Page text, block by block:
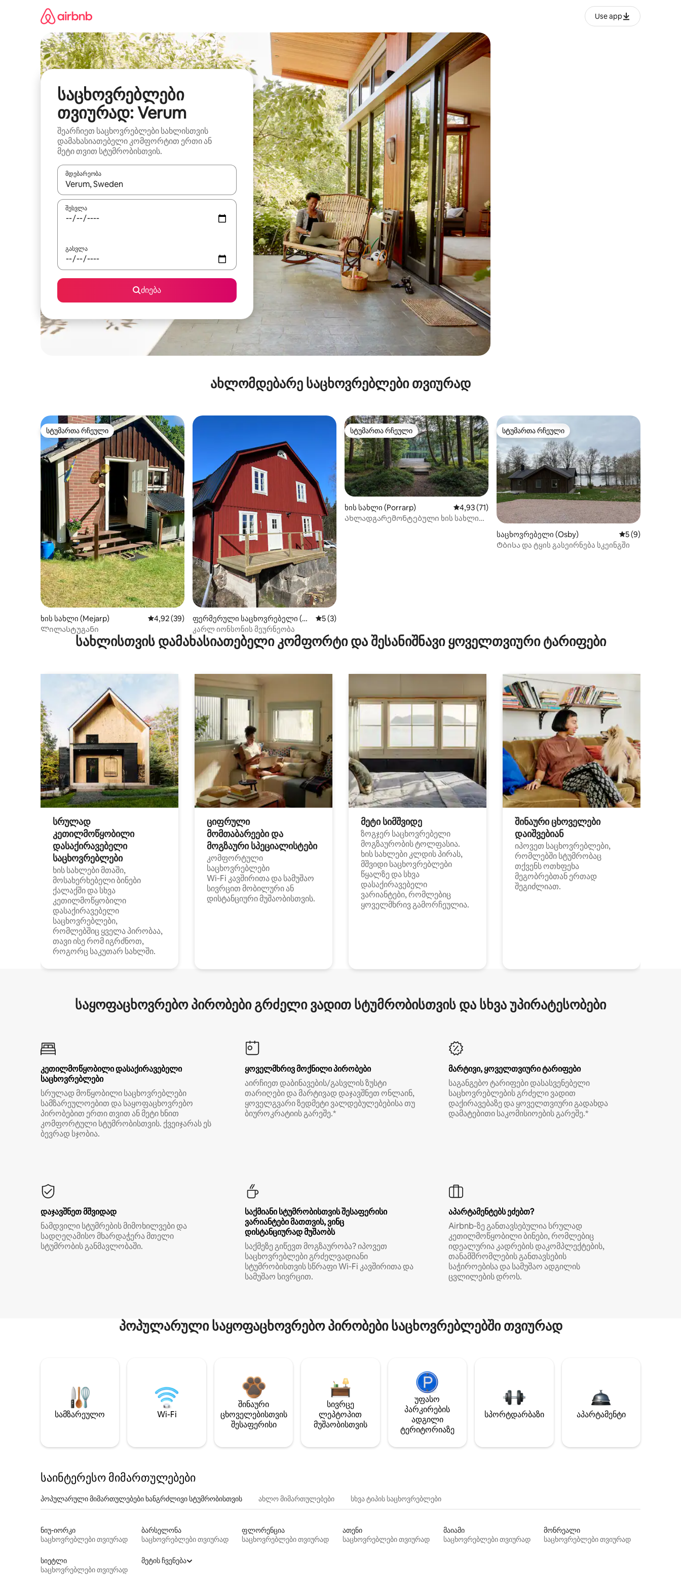
Use app
საცხოვრებლები
თვიურად: Verum
შეარჩიეთ საცხოვრებლები სახლისთვის
დამახასიათებელი კომფორტით ერთი ან
მეტი თვით სტუმრობისთვის.
მდებარეობა
როცა შედეგები ხელმისაწვდომი გახდება, ნავიგაციისთვის გამოიყენეთ კლავიშები ზემოთ/ქვემოთ მიმართული ისრებით ან შეხებისა თუ თითის გასმის ჟესტები.
შესვლა
გასვლა
ძიება
ახლომდებარე საცხოვრებლები თვიურად
სტუმართა რჩეული
სტუმართა რჩეული
ხის სახლი (Mejarp) საშუალო შეფასებაა 5‑დან 4,92, 39 მიმოხილვა
4,92 (39)
Ლილასტუგანი
ფერმერული საცხოვრებელი (Ve
rum)
საშუალო შეფასებაა 5‑დან 5, 3 მიმოხილვა
5 (3)
კარლ იონსონის მეურნეობა
სტუმართა რჩეული
სტუმართა რჩეული
ხის სახლი (Porrarp) საშუალო შეფასებაა 5‑დან 4,93, 71 მიმოხილვა
4,93 (71)
Ახლადგარემონტებული ხის სახლი
სტუმართა რჩეული
სტუმართა რჩეული
საცხოვრებელი (Osby) საშუალო
5 (9)
Ტბისა და ტყის გასეირნება სკეინგში
სახლისთვის დამახასიათებელი კომფორტი და შესანიშნავი ყოველთვიური ტარიფები
სრულად
კეთილმოწყობილი
დასაქირავებელი
საცხოვრებლები
ხის სახლები მთაში,
მოსახერხებელი ბინები
ქალაქში და სხვა
კეთილმოწყობილი
დასაქირავებელი
საცხოვრებლები,
რომლებშიც ყველა პირობაა,
თავი ისე რომ იგრძნოთ,
როგორც საკუთარ სახლში.
ციფრული
მომთაბარეები და
მოგზაური სპეციალისტები
კომფორტული
საცხოვრებლები
Wi‑Fi კავშირითა და სამუშაო
სივრცით მობილური ან
დისტანციური მუშაობისთვის.
მეტი სიმშვიდე
ზოგჯერ საცხოვრებელი
მოგზაურობის ტოლფასია.
ხის სახლები კლდის პირას,
მშვიდი საცხოვრებლები
წყალზე და სხვა
დასაქირავებელი
ვარიანტები, რომლებიც
ყოველმხრივ გამორჩეულია.
შინაური ცხოველები
დაიშვებიან
იპოვეთ საცხოვრებლები,
რომლებში სტუმრობაც
თქვენს ოთხფეხა
მეგობრებთან ერთად
შეგიძლიათ.
საყოფაცხოვრებო პირობები გრძელი ვადით სტუმრობისთვის და სხვა უპირატესობები
კეთილმოწყობილი დასაქირავებელი
საცხოვრებლები
სრულად მოწყობილი საცხოვრებლები
სამზარეულოებით და საყოფაცხოვრებო
პირობებით ერთი თვით ან მეტი ხნით
კომფორტული სტუმრობისთვის. ქვეიჯარას ეს
ბევრად სჯობია.
ყოველმხრივ მოქნილი პირობები
აირჩიეთ დაბინავების/გასვლის ზუსტი
თარიღები და მარტივად დაჯავშნეთ ონლაინ,
ყოველგვარი ზედმეტი ვალდებულებებისა თუ
ბიუროკრატიის გარეშე.*
მარტივი, ყოველთვიური ტარიფები
საგანგებო ტარიფები დასასვენებელი
საცხოვრებლების გრძელი ვადით
დაქირავებაზე და ყოველთვიური გადახდა
დამატებითი საკომისიოების გარეშე.*
დაჯავშნეთ მშვიდად
ნამდვილი სტუმრების მიმოხილვები და
სადღეღამისო მხარდაჭერა მთელი
სტუმრობის განმავლობაში.
საქმიანი სტუმრობისთვის შესაფერისი
ვარიანტები მათთვის, ვინც
დისტანციურად მუშაობს
საქმეზე გიწევთ მოგზაურობა? იპოვეთ
საცხოვრებლები გრძელვადიანი
სტუმრობისთვის სწრაფი Wi‑Fi კავშირითა და
სამუშაო სივრცით.
აპარტამენტებს ეძებთ?
Airbnb‑ზე განთავსებულია სრულად
კეთილმოწყობილი ბინები, რომლებიც
იდეალურია კადრების დაკომპლექტების,
თანამშრომლების განთავსების
საჭიროებისა და სამუშაო ადგილის
ცვლილების დროს.
პოპულარული საყოფაცხოვრებო პირობები საცხოვრებლებში თვიურად
სამზარეულო Wi-Fi
შინაური
ცხოველებისთვის
შესაფერისი
სივრცე
ლეპტოპით
მუშაობისთვის
უფასო
პარკირების
ადგილი
ტერიტორიაზე
სპორტდარბაზი აპარტამენტი
საინტერესო მიმართულებები
პოპულარული მიმართულებები ხანგრძლივი სტუმრობისთვის ახლო მიმართულებები სხვა ტიპის საცხოვრებლები
ნიუ-იორკი
საცხოვრებლები თვიურად
ბარსელონა
საცხოვრებლები თვიურად
ფლორენცია
საცხოვრებლები თვიურად
ათენი
საცხოვრებლები თვიურად
მაიამი
საცხოვრებლები თვიურად
მონრეალი
საცხოვრებლები თვიურად
სიეტლი
საცხოვრებლები თვიურად
მეტის ჩვენება